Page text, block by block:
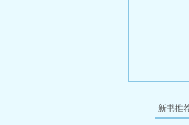
新书推